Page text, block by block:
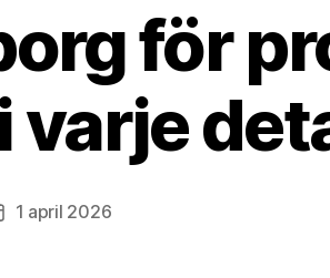
för
varje
1 april 2026